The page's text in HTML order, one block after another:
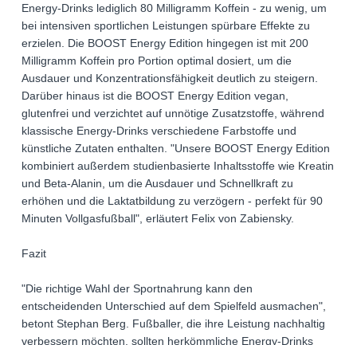
Energy-Drinks lediglich 80 Milligramm Koffein - zu wenig, um
bei intensiven sportlichen Leistungen spürbare Effekte zu
erzielen. Die BOOST Energy Edition hingegen ist mit 200
Milligramm Koffein pro Portion optimal dosiert, um die
Ausdauer und Konzentrationsfähigkeit deutlich zu steigern.
Darüber hinaus ist die BOOST Energy Edition vegan,
glutenfrei und verzichtet auf unnötige Zusatzstoffe, während
klassische Energy-Drinks verschiedene Farbstoffe und
künstliche Zutaten enthalten. "Unsere BOOST Energy Edition
kombiniert außerdem studienbasierte Inhaltsstoffe wie Kreatin
und Beta-Alanin, um die Ausdauer und Schnellkraft zu
erhöhen und die Laktatbildung zu verzögern - perfekt für 90
Minuten Vollgasfußball", erläutert Felix von Zabiensky.
Fazit
"Die richtige Wahl der Sportnahrung kann den
entscheidenden Unterschied auf dem Spielfeld ausmachen",
betont Stephan Berg. Fußballer, die ihre Leistung nachhaltig
verbessern möchten, sollten herkömmliche Energy-Drinks